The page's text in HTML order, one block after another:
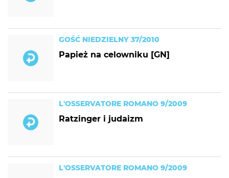
GOŚĆ NIEDZIELNY 37/2010
Papież na celowniku [GN]
L'OSSERVATORE ROMANO 9/2009
Ratzinger i judaizm
L'OSSERVATORE ROMANO 9/2009